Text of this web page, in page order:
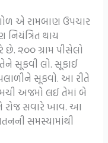
એ રામબાણ ઉપચાર
થાય
૨૦૦ ગ્રામ પીસેલો
સૂકવી લો. સૂકાઈ
સૂકવો. આ રીતે
અજમો લઈ તેમાં બે
રોજ સવારે ખાવ. આ
સમસ્યામાંથી